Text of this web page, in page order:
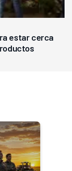
estar cerca